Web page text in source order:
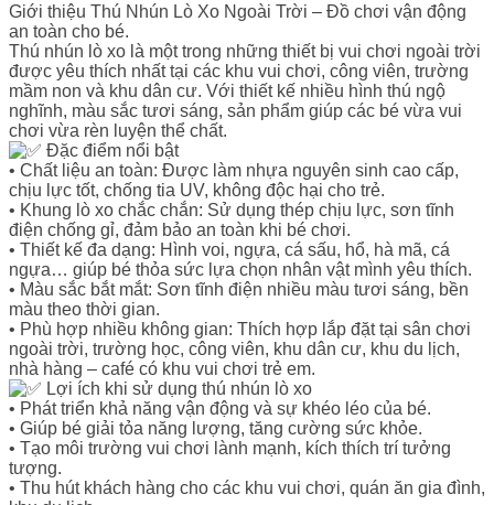
Giới thiệu Thú Nhún Lò Xo Ngoài Trời – Đồ chơi vận động
an toàn cho bé.
Thú nhún lò xo là một trong những thiết bị vui chơi ngoài trời
được yêu thích nhất tại các khu vui chơi, công viên, trường
mầm non và khu dân cư. Với thiết kế nhiều hình thú ngộ
nghĩnh, màu sắc tươi sáng, sản phẩm giúp các bé vừa vui
chơi vừa rèn luyện thể chất.
Đặc điểm nổi bật
• Chất liệu an toàn: Được làm nhựa nguyên sinh cao cấp,
chịu lực tốt, chống tia UV, không độc hại cho trẻ.
• Khung lò xo chắc chắn: Sử dụng thép chịu lực, sơn tĩnh
điện chống gỉ, đảm bảo an toàn khi bé chơi.
• Thiết kế đa dạng: Hình voi, ngựa, cá sấu, hổ, hà mã, cá
ngựa… giúp bé thỏa sức lựa chọn nhân vật mình yêu thích.
• Màu sắc bắt mắt: Sơn tĩnh điện nhiều màu tươi sáng, bền
màu theo thời gian.
• Phù hợp nhiều không gian: Thích hợp lắp đặt tại sân chơi
ngoài trời, trường học, công viên, khu dân cư, khu du lịch,
nhà hàng – café có khu vui chơi trẻ em.
Lợi ích khi sử dụng thú nhún lò xo
• Phát triển khả năng vận động và sự khéo léo của bé.
• Giúp bé giải tỏa năng lượng, tăng cường sức khỏe.
• Tạo môi trường vui chơi lành mạnh, kích thích trí tưởng
tượng.
• Thu hút khách hàng cho các khu vui chơi, quán ăn gia đình,